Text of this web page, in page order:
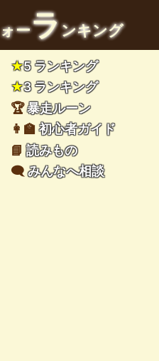
ォーランキング
★5 ランキング
★3 ランキング
🏆暴走ルーン
👩‍🏫初心者ガイド
📘読みもの
🗨️みんなへ相談